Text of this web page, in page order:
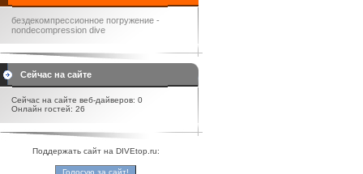
бездекомпрессионное погружение -
nondecompression dive
Сейчас на сайте
Сейчас на сайте веб-дайверов: 0
Онлайн гостей: 26
Поддержать сайт на DIVEtop.ru: